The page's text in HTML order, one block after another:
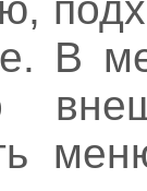
В